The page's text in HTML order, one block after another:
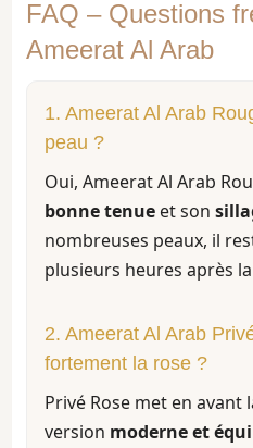
FAQ – Questions
Ameerat Al Arab
1. Ameerat Al Arab
peau ?
Oui, Ameerat Al Arab
bonne tenue et son
nombreuses peaux, il
plusieurs heures après
2. Ameerat Al Arab
fortement la rose ?
Privé Rose met en avant
version moderne et